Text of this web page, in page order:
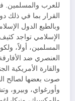
للعرب والمسلمين.
القرار بما في ذلك
وبالطبع الدول
الإسلامي تواجد
المسلمين، أولاً،
العنصري ضد
والقارة الأمريكية
صوت بعضها لصالح
وأورغواي، وبيرو،